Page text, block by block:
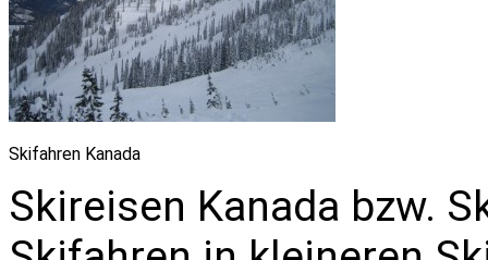
Skifahren Kanada
Skireisen Kanada bzw.